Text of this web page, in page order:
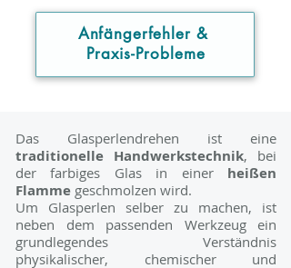
Anfängerfehler &
Praxis-Probleme
Das Glasperlendrehen ist eine
traditionelle Handwerkstechnik, bei
der farbiges Glas in einer heißen
Flamme geschmolzen wird.
Um Glasperlen selber zu machen, ist
neben dem passenden Werkzeug ein
grundlegendes Verständnis
physikalischer, chemischer und